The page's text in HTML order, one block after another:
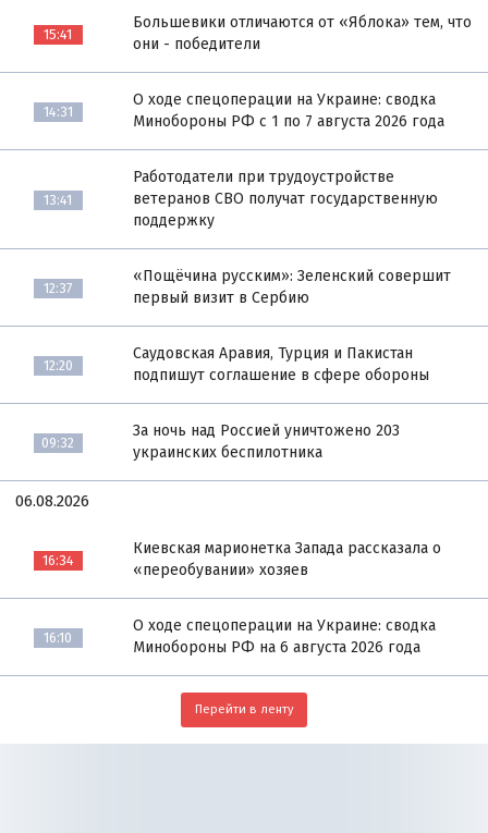
15:41
Большевики отличаются от «Яблока» тем, что
они - победители
14:31
О ходе спецоперации на Украине: сводка
Минобороны РФ с 1 по 7 августа 2026 года
13:41
Работодатели при трудоустройстве
ветеранов СВО получат государственную
поддержку
12:37
«Пощёчина русским»: Зеленский совершит
первый визит в Сербию
12:20
Саудовская Аравия, Турция и Пакистан
подпишут соглашение в сфере обороны
09:32
За ночь над Россией уничтожено 203
украинских беспилотника
06.08.2026
16:34
Киевская марионетка Запада рассказала о
«переобувании» хозяев
16:10
О ходе спецоперации на Украине: сводка
Минобороны РФ на 6 августа 2026 года
Перейти в ленту